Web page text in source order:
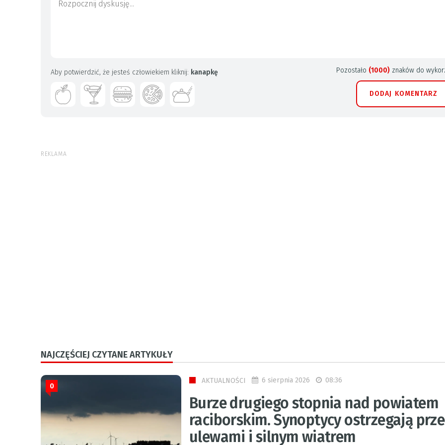
Pozostało (1000) znaków do
DODAJ KOMENTARZ
Aby potwierdzić, że jesteś człowiekiem kliknij: kanapkę
REKLAMA
NAJCZĘŚCIEJ CZYTANE ARTYKUŁY
AKTUALNOŚCI 6 sierpnia 2026 08:36
Burze drugiego stopnia nad powiatem
raciborskim. Synoptycy ostrzegają
ulewami i silnym wiatrem
0